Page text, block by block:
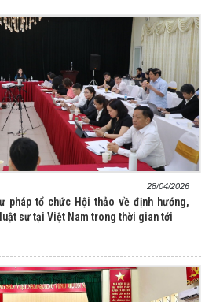
28/04/2026
pháp tổ chức Hội thảo về định hướng,
sư tại Việt Nam trong thời gian tới